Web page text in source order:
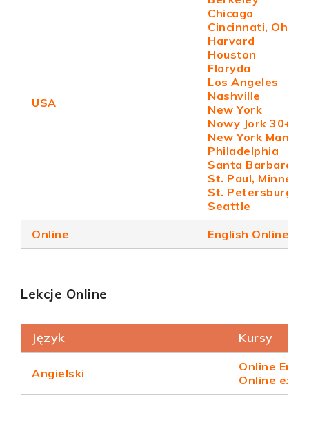
USA
Chicago
Cincinnati, Ohio
Harvard
Houston
Floryda
Los Angeles
Nashville
New York
Nowy Jork 30+
New York
Philadelphia
Santa Barbara
St. Paul,
St. Petersburg,
Seattle
Online English Online
Lekcje Online
Język Kursy
Angielski
Online
Online